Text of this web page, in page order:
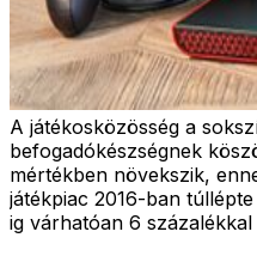
A játékosközösség a
befogadókészségnek
mértékben növekszik,
játékpiac 2016-ban
ig várhatóan 6